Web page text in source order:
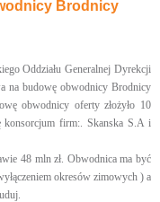
Brodnicy
Oddziału Generalnej Dyrekcji
na budowę obwodnicy Brodnicy
obwodnicy oferty złożyło 10
konsorcjum firm:. Skanska S.A i
48 mln zł. Obwodnica ma być
okresów zimowych ) a